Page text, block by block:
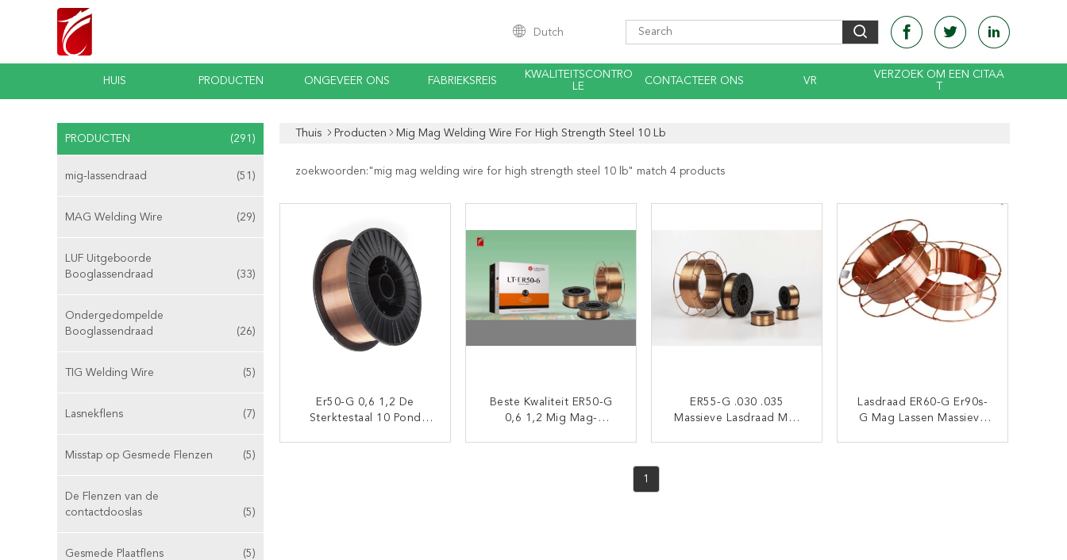
Dutch
HUIS PRODUCTEN ONGEVEER ONS FABRIEKSREIS
KWALITEITSCONTRO
LE
CONTACTEER ONS VR
VERZOEK OM EEN CITAA
PRODUCTEN (291)
mig-lassendraad (51)
MAG Welding Wire (29)
LUF Uitgeboorde
Booglassendraad
(33)
Ondergedompelde
Booglassendraad
(26)
TIG Welding Wire (5)
Lasnekflens (7)
Misstap op Gesmede Flenzen (5)
De Flenzen van de
contactdooslas
(5)
Gesmede Plaatflens (5)
Thuis Producten Mig Mag Welding Wire For High Strength Steel 10 Lb
zoekwoorden:" mig mag welding wire for high strength steel 10 lb" match 4 products
Er50-G 0,6 1,2 De
Sterktestaal 10 Pond
Beste Kwaliteit ER50-G
0,6 1,2 Mig Mag-
ER55-G .030 .035
Massieve Lasdraad Met
Lasdraad ER60-G Er90s-
G Mag Lassen Massieve
1